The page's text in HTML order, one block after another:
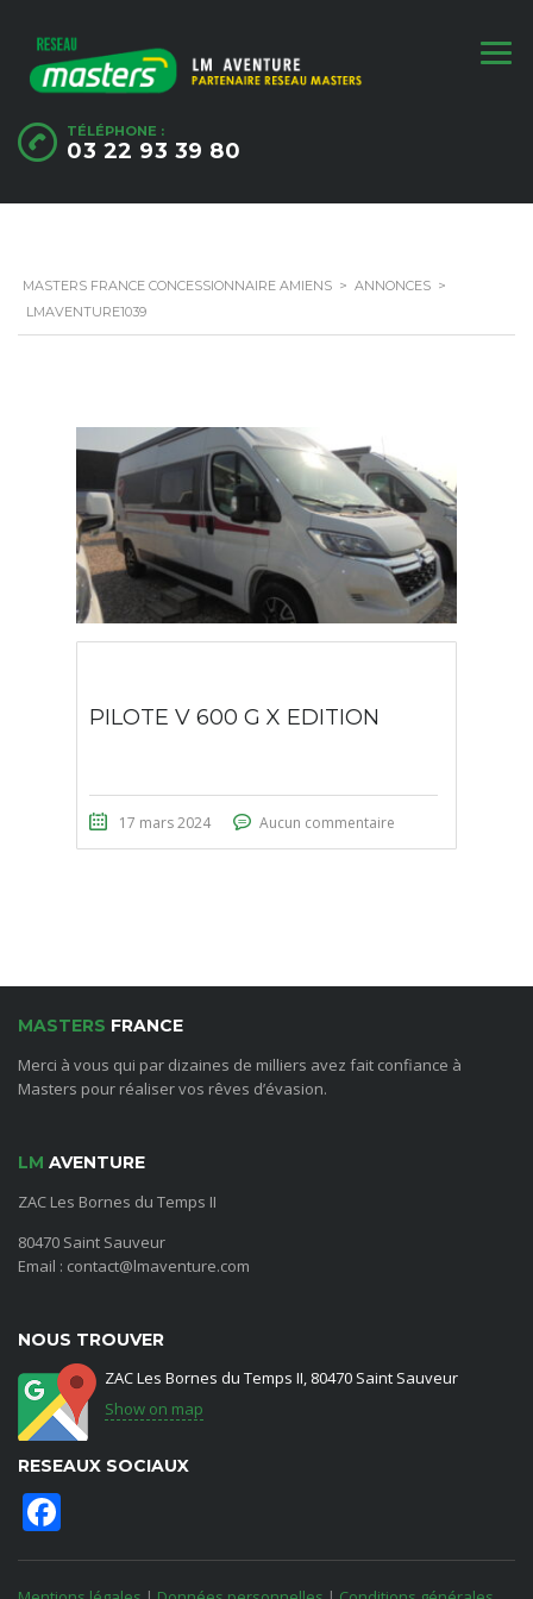
TÉLÉPHONE :
03 22 93 39 80
MASTERS FRANCE CONCESSIONNAIRE AMIENS > ANNONCES >
LMAVENTURE1039
PILOTE V 600 G X EDITION
17 mars 2024 Aucun commentaire
MASTERS FRANCE
Merci à vous qui par dizaines de milliers avez fait confiance à
Masters pour réaliser vos rêves d’évasion.
LM AVENTURE
ZAC Les Bornes du Temps II
80470 Saint Sauveur
Email : contact@lmaventure.com
NOUS TROUVER
ZAC Les Bornes du Temps II, 80470 Saint Sauveur
Show on map
RESEAUX SOCIAUX